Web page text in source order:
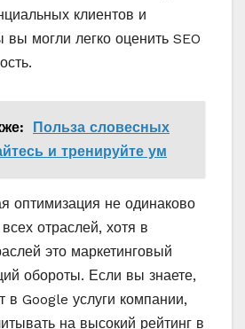
клиентов и
вы могли легко оценить SEO
Польза словесных
и тренируйте ум
оптимизация не одинаково
отраслей, хотя в
это маркетинговый
обороты. Если вы знаете,
в Google услуги компании,
на высокий рейтинг в